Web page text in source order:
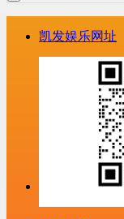
凯发娱乐网址